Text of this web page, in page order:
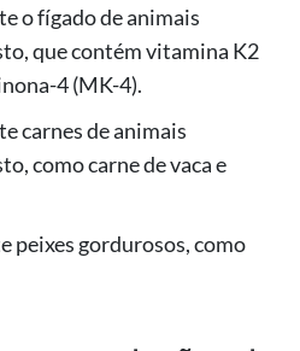
o fígado de animais
que contém vitamina K2
4 (MK-4).
carnes de animais
como carne de vaca e
peixes gordurosos, como